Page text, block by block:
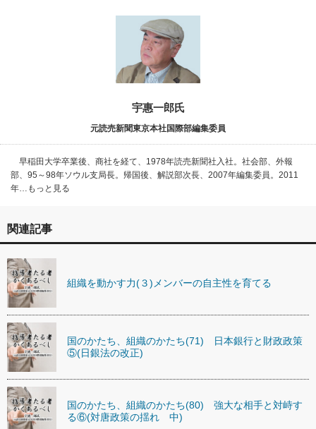
宇惠一郎氏
元読売新聞東京本社国際部編集委員
早稲田大学卒業後、商社を経て、1978年読売新聞社入社。社会部、外報
部、95～98年ソウル支局長。帰国後、解説部次長、2007年編集委員。2011
年…もっと見る
関連記事
組織を動かす力(３)メンバーの自主性を育てる
国のかたち、組織のかたち(71) 日本銀行と財政政策
⑤(日銀法の改正)
国のかたち、組織のかたち(80) 強大な相手と対峙す
る⑥(対唐政策の揺れ 中)